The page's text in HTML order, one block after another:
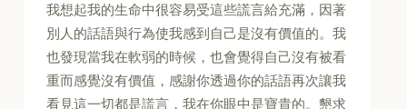
我想起我的生命中很容易受這些謊言給充滿，因著
別人的話語與行為使我感到自己是沒有價值的。我
也發現當我在軟弱的時候，也會覺得自己沒有被看
重而感覺沒有價值，感謝你透過你的話語再次讓我
看見這一切都是謊言，我在你眼中是寶貴的。懇求